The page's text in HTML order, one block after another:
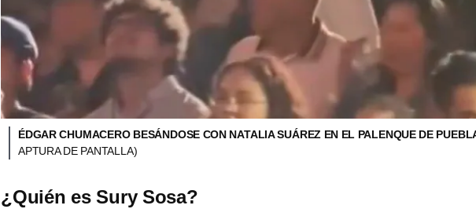
ÉDGAR CHUMACERO BESÁNDOSE CON NATALIA SUÁREZ EN EL PALENQUE DE
APTURA DE PANTALLA)
¿Quién es Sury Sosa?